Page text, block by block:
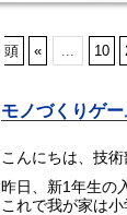
頭
« ... 10
モノづくりゲー
こんにちは、技術
昨日、新1年生の
これで我が家は